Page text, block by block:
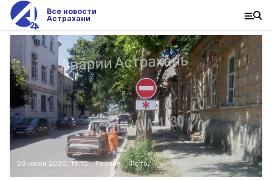
Все новости
Астрахани
28 июля 2020, 19:10 Разное Фото: